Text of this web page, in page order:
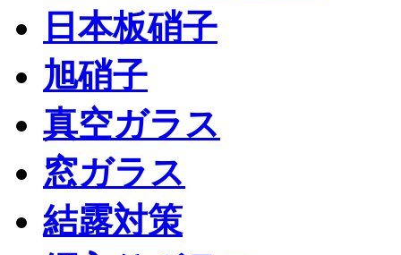
日本板硝子
旭硝子
真空ガラス
窓ガラス
結露対策